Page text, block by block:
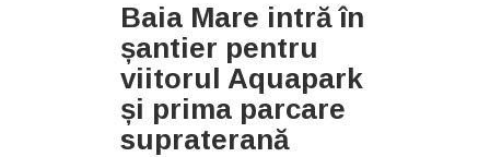
Baia Mare intră în
șantier pentru
viitorul Aquapark
și prima parcare
supraterană